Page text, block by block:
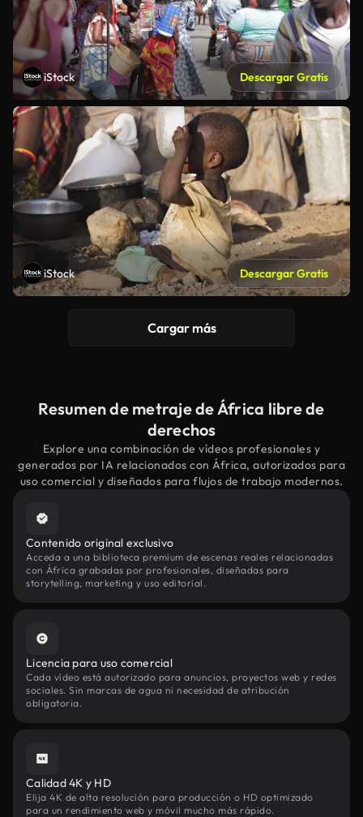
iStock Descargar Gratis
iStock Descargar Gratis
Cargar más
Resumen de metraje de África libre de
derechos
Explore una combinación de vídeos profesionales y
generados por IA relacionados con África, autorizados para
uso comercial y diseñados para flujos de trabajo modernos.
Contenido original exclusivo
Acceda a una biblioteca premium de escenas reales relacionadas
con África grabadas por profesionales, diseñadas para
storytelling, marketing y uso editorial.
Licencia para uso comercial
Cada vídeo está autorizado para anuncios, proyectos web y redes
sociales. Sin marcas de agua ni necesidad de atribución
obligatoria.
Calidad 4K y HD
Elija 4K de alta resolución para producción o HD optimizado
para un rendimiento web y móvil mucho más rápido.